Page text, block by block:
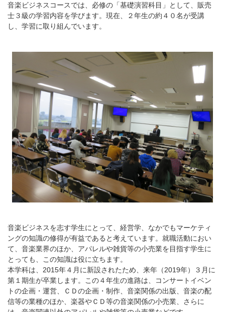
音楽ビジネスコースでは、必修の「基礎演習科目」として、販売
士３級の学習内容を学びます。現在、２年生の約４０名が受講
し、学習に取り組んでいます。
音楽ビジネスを志す学生にとって、経営学、なかでもマーケティ
ングの知識の修得が有益であると考えています。就職活動におい
て、音楽業界のほか、アパレルや雑貨等の小売業を目指す学生に
とっても、この知識は役に立ちます。
本学科は、2015年４月に新設されたため、来年（2019年）３月に
第１期生が卒業します。この４年生の進路は、コンサートイベン
トの企画・運営、ＣＤの企画・制作、音楽関係の出版、音楽の配
信等の業種のほか、楽器やＣＤ等の音楽関係の小売業、さらに